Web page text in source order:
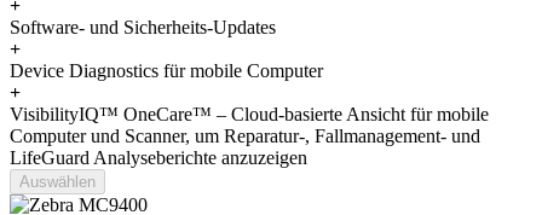
+
Software- und Sicherheits-Updates
+
Device Diagnostics für mobile Computer
+
VisibilityIQ™ OneCare™ – Cloud-basierte Ansicht für mobile
Computer und Scanner, um Reparatur-, Fallmanagement- und
LifeGuard Analyseberichte anzuzeigen
Auswählen